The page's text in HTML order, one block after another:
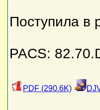
Поступила в
PACS:
PDF (290.6K)